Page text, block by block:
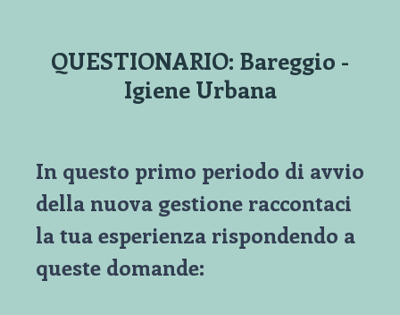
QUESTIONARIO: Bareggio -
Igiene Urbana
In questo primo periodo di avvio
della nuova gestione raccontaci
la tua esperienza rispondendo a
queste domande: